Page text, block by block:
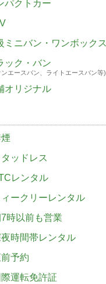
パクトカー
ミニバン・ワンボックス
ック・バン
エースバン、ライトエースバン等)
オリジナル
ッドレス
レンタル
ークリーレンタル
時以前も営業
時間帯レンタル
予約
運転免許証